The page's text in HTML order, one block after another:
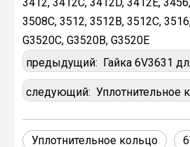
3508C, 3512, 3512B, 3512C,
G3520C, G3520B, G3520E
предыдущий:
Гайка 6V3631 для
следующий: Уплотнительное кольцо
Уплотнительное кольцо